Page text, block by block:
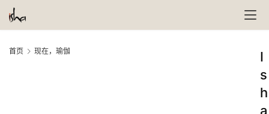
首页 现在，瑜伽
I
s
h
a